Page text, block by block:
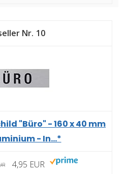
10
"Büro" - 160 x 40 mm
- In...*
4,95 EUR